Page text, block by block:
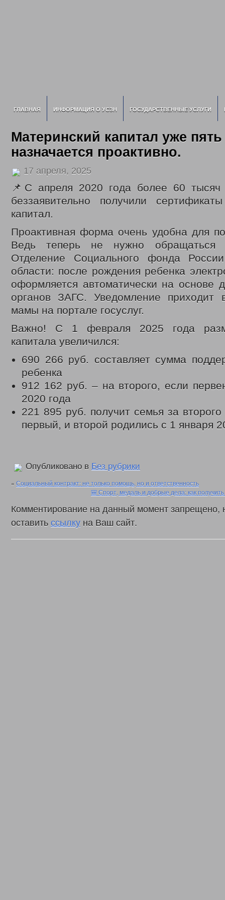
ГЛАВНАЯ ИНФОРМАЦИЯ О УСЗН ГОСУДАРСТВЕННЫЕ УСЛУГИ
Материнский капитал уже пять
назначается проактивно.
17 апреля, 2025
📌С апреля 2020 года более 60 тысяч
беззаявительно получили
капитал.
Проактивная форма очень удобна для
Ведь теперь не нужно обращаться
Отделение Социального фонда
области: после рождения ребенка
оформляется автоматически на основе
органов ЗАГС. Уведомление приходит
мамы на портале госуслуг.
Важно! С 1 февраля 2025 года
капитала увеличился:
690 266 руб. составляет сумма
ребенка
912 162 руб. – на второго, если
2020 года
221 895 руб. получит семья за
первый, и второй родились с 1 января
Опубликовано в Без рубрики
« Социальный контракт: не только помощь, но и ответственность
🎒 Спорт, медаль и добрые дела: как
Комментирование на данный момент запрещено,
оставитьссылку на Ваш сайт.